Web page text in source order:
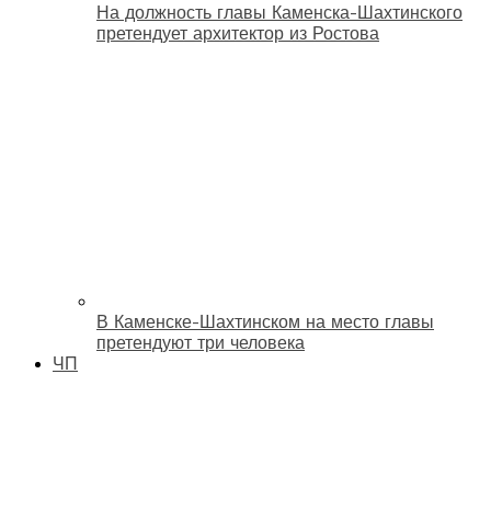
На должность главы Каменска-Шахтинского
претендует архитектор из Ростова
В Каменске-Шахтинском на место главы
претендуют три человека
ЧП